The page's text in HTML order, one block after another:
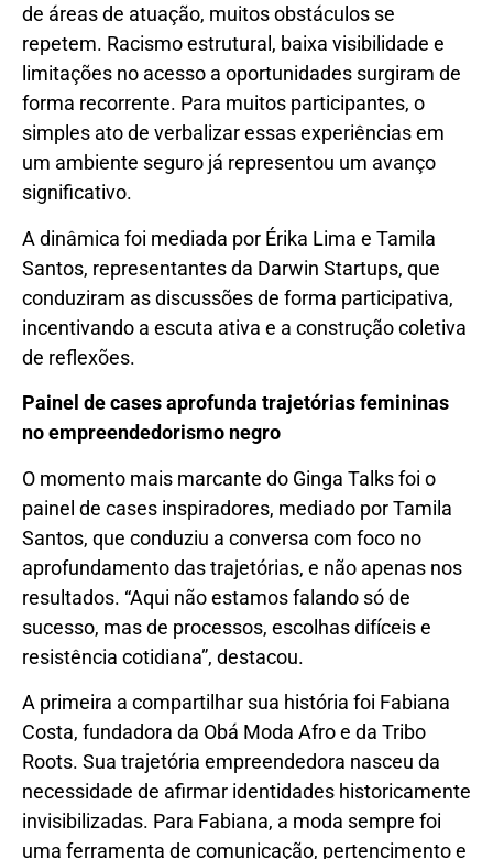
de áreas de atuação, muitos obstáculos se
repetem. Racismo estrutural, baixa visibilidade e
limitações no acesso a oportunidades surgiram de
forma recorrente. Para muitos participantes, o
simples ato de verbalizar essas experiências em
um ambiente seguro já representou um avanço
significativo.
A dinâmica foi mediada por Érika Lima e Tamila
Santos, representantes da Darwin Startups, que
conduziram as discussões de forma participativa,
incentivando a escuta ativa e a construção coletiva
de reflexões.
Painel de cases aprofunda trajetórias femininas
no empreendedorismo negro
O momento mais marcante do Ginga Talks foi o
painel de cases inspiradores, mediado por Tamila
Santos, que conduziu a conversa com foco no
aprofundamento das trajetórias, e não apenas nos
resultados. “Aqui não estamos falando só de
sucesso, mas de processos, escolhas difíceis e
resistência cotidiana”, destacou.
A primeira a compartilhar sua história foi Fabiana
Costa, fundadora da Obá Moda Afro e da Tribo
Roots. Sua trajetória empreendedora nasceu da
necessidade de afirmar identidades historicamente
invisibilizadas. Para Fabiana, a moda sempre foi
uma ferramenta de comunicação, pertencimento e